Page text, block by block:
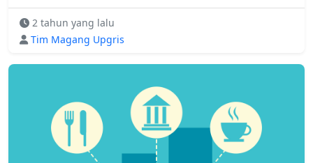
2 tahun yang lalu
Tim Magang Upgris